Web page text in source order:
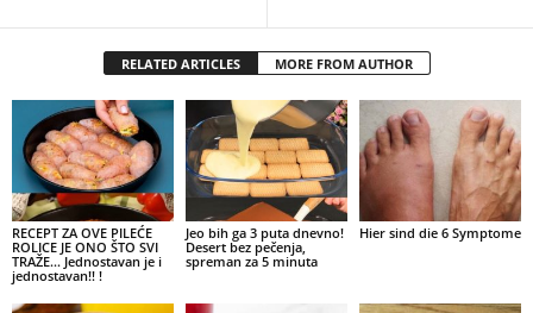
RELATED ARTICLES MORE FROM AUTHOR
RECEPT ZA OVE PILEĆE
ROLICE JE ONO ŠTO SVI
TRAŽE… Jednostavan je i
jednostavan!! !
Jeo bih ga 3 puta dnevno!
Desert bez pečenja,
spreman za 5 minuta
Hier sind die 6 Symptome